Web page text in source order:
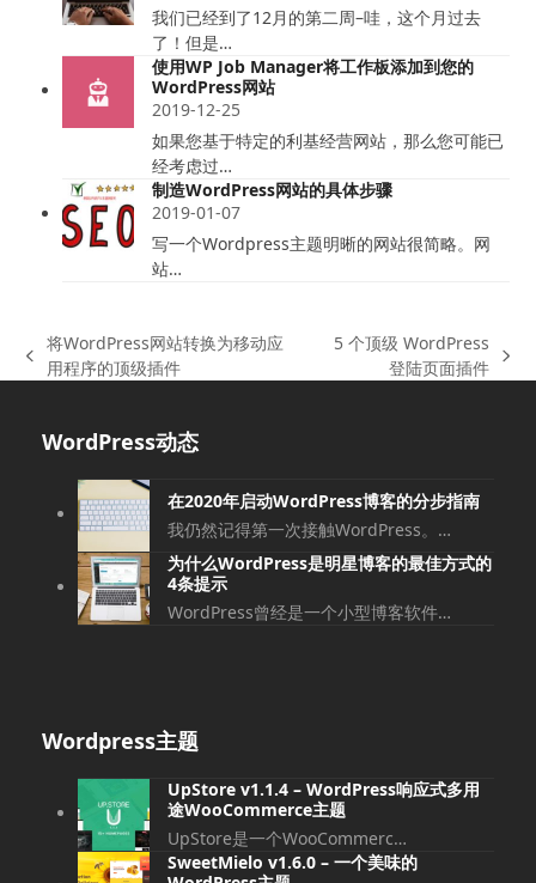
我们已经到了12月的第二周–哇，这个月过去
了！但是…
使用WP Job Manager将工作板添加到您的
WordPress网站
2019-12-25
如果您基于特定的利基经营网站，那么您可能已
经考虑过…
制造WordPress网站的具体步骤
2019-01-07
写一个Wordpress主题明晰的网站很简略。网
站…
上
文
将WordPress网站转换为移动应
用程序的顶级插件
5 个顶级 WordPress
登陆页面插件
WordPress动态
在2020年启动WordPress博客的分步指南
我仍然记得第一次接触WordPress。…
为什么WordPress是明星博客的最佳方式的
4条提示
WordPress曾经是一个小型博客软件…
Wordpress主题
UpStore v1.1.4 – WordPress响应式多用
途WooCommerce主题
UpStore是一个WooCommerc…
SweetMielo v1.6.0 – 一个美味的